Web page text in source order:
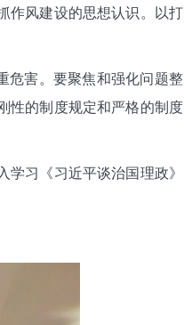
作风建设的思想认识。以打
危害。要聚焦和强化问题整
性的制度规定和严格的制度
习《习近平谈治国理政》